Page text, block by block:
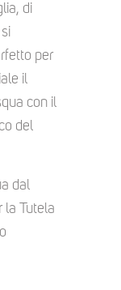
di
per
il
con il
del
dal
la Tutela